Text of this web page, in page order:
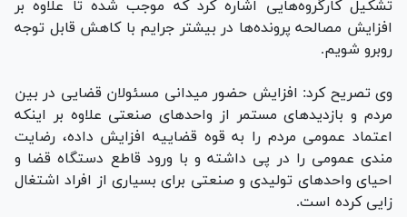
تشکیل کارگروه‌هایی اشاره کرد که موجب شده تا علاوه بر
افزایش مصالحه پرونده‌ها در بیشتر جرایم با کاهش قابل توجه
روبرو شویم.
وی تصریح کرد: افزایش حضور میدانی مسئولان قضایی در بین
مردم و بازدید‌های مستمر از واحد‌های صنعتی علاوه بر اینکه
اعتماد عمومی مردم را به قوه قضاییه افزایش داده، رضایت
مندی عمومی را در پی داشته و با ورود قاطع دستگاه قضا و
احیای واحد‌های تولیدی و صنعتی برای بسیاری از افراد اشتغال
زایی کرده است.